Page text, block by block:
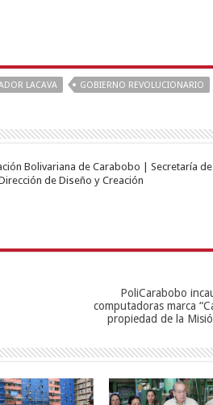
LACAVA GOBIERNO REVOLUCIONARIO
Bolivariana de Carabobo | Secretaría de
de Diseño y Creación
PoliCarabobo
computadoras marca
propiedad de la